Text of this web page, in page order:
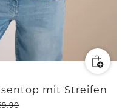
mit Streifen